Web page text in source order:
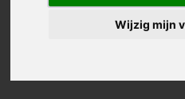
Wijzig mijn